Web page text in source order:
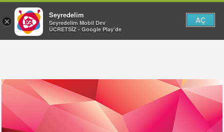
×
Seyredelim
Seyredelim Mobil Dev
ÜCRETSİZ - Google Play'de
AÇ